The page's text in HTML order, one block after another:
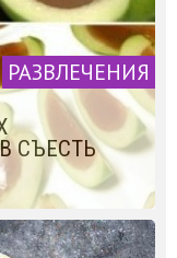
РАЗВЛЕЧЕНИЯ
СЪЕСТЬ